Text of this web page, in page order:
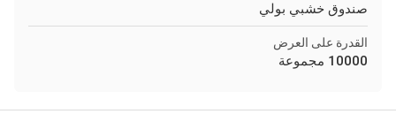
صندوق خشبي بولي
القدرة على العرض
10000 مجموعة